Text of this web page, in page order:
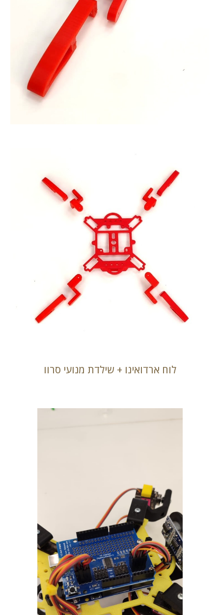
לוח ארדואינו + שילדת מנועי סרוו